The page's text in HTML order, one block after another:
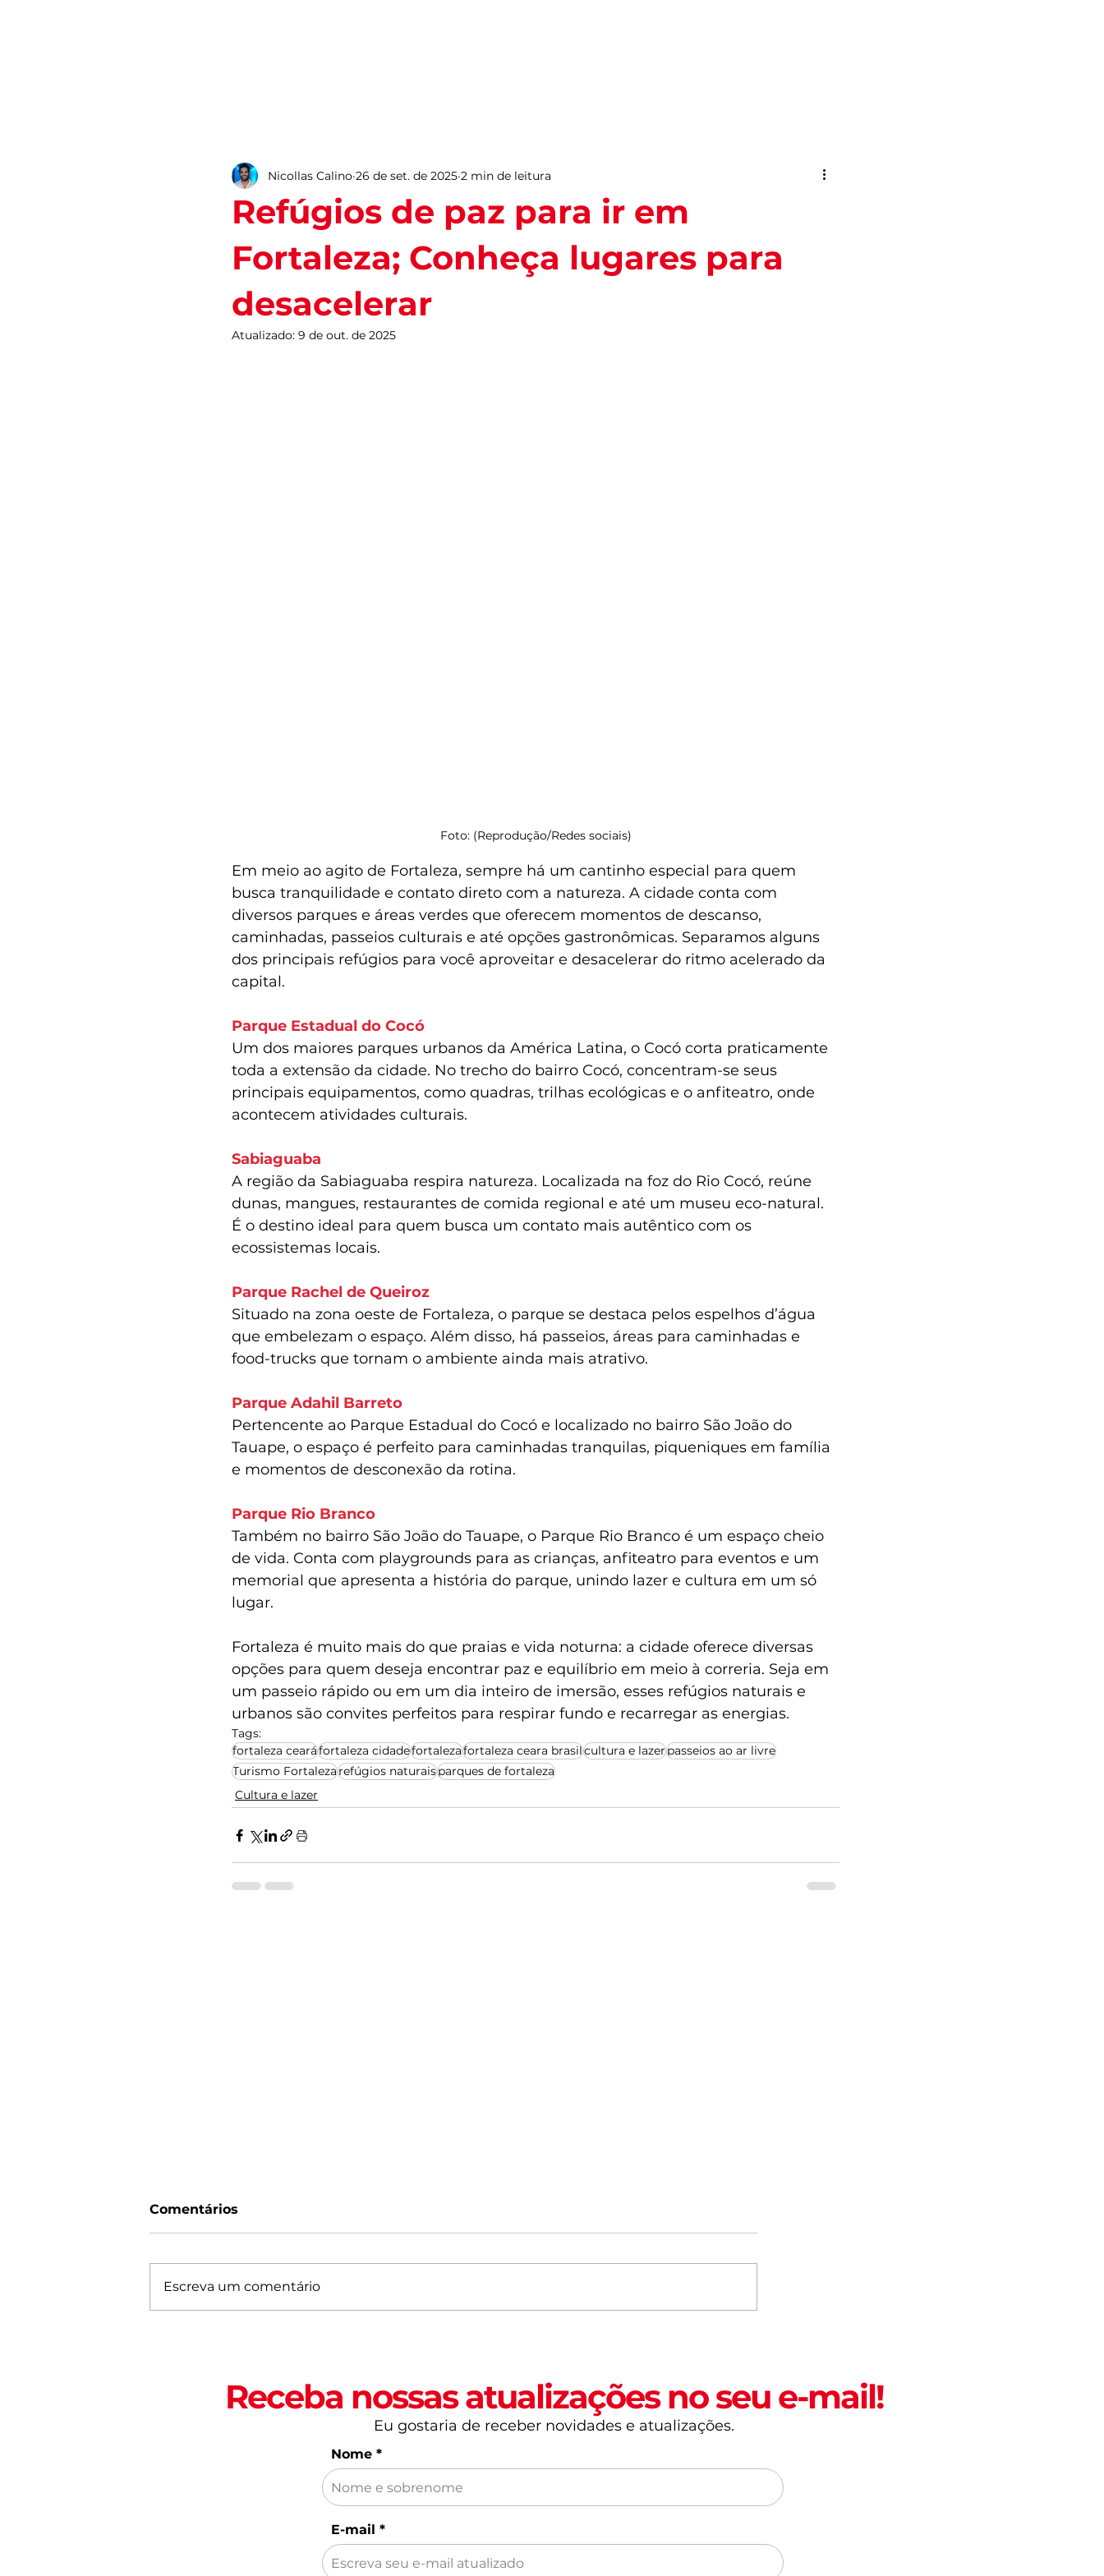
Refúgios de paz para ir em
Fortaleza; Conheça lugares para
desacelerar
Nicollas Calino 26 de set. de 2025 2 min de leitura
Atualizado: 9 de out. de 2025
Foto: (Reprodução/Redes sociais)
Em meio ao agito de Fortaleza, sempre há um cantinho especial para quem
busca tranquilidade e contato direto com a natureza. A cidade conta com
diversos parques e áreas verdes que oferecem momentos de descanso,
caminhadas, passeios culturais e até opções gastronômicas. Separamos alguns
dos principais refúgios para você aproveitar e desacelerar do ritmo acelerado da
capital.
Parque Estadual do Cocó
Um dos maiores parques urbanos da América Latina, o Cocó corta praticamente
toda a extensão da cidade. No trecho do bairro Cocó, concentram-se seus
principais equipamentos, como quadras, trilhas ecológicas e o anfiteatro, onde
acontecem atividades culturais.
Sabiaguaba
A região da Sabiaguaba respira natureza. Localizada na foz do Rio Cocó, reúne
dunas, mangues, restaurantes de comida regional e até um museu eco-natural.
É o destino ideal para quem busca um contato mais autêntico com os
ecossistemas locais.
Parque Rachel de Queiroz
Situado na zona oeste de Fortaleza, o parque se destaca pelos espelhos d’água
que embelezam o espaço. Além disso, há passeios, áreas para caminhadas e
food-trucks que tornam o ambiente ainda mais atrativo.
Parque Adahil Barreto
Pertencente ao Parque Estadual do Cocó e localizado no bairro São João do
Tauape, o espaço é perfeito para caminhadas tranquilas, piqueniques em família
e momentos de desconexão da rotina.
Parque Rio Branco
Também no bairro São João do Tauape, o Parque Rio Branco é um espaço cheio
de vida. Conta com playgrounds para as crianças, anfiteatro para eventos e um
memorial que apresenta a história do parque, unindo lazer e cultura em um só
lugar.
Fortaleza é muito mais do que praias e vida noturna: a cidade oferece diversas
opções para quem deseja encontrar paz e equilíbrio em meio à correria. Seja em
um passeio rápido ou em um dia inteiro de imersão, esses refúgios naturais e
urbanos são convites perfeitos para respirar fundo e recarregar as energias.
Tags:
fortaleza cearáfortaleza cidadefortalezafortaleza ceara brasilcultura e lazerpasseios ao ar livre
Turismo Fortalezarefúgios naturaisparques de fortaleza
Cultura e lazer
Parte #02
Comentários
Escreva um comentário
Receba nossas atualizações no seu e-mail!
Eu gostaria de receber novidades e atualizações.
Nome
E-mail